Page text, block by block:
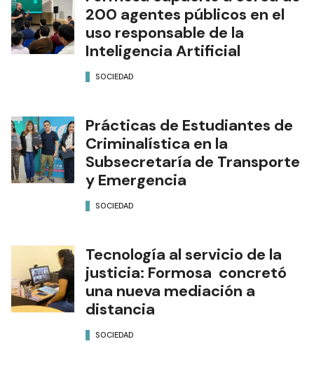
200 agentes públicos en el
uso responsable de la
Inteligencia Artificial
SOCIEDAD
Prácticas de Estudiantes de
Criminalística en la
Subsecretaría de Transporte
y Emergencia
SOCIEDAD
Tecnología al servicio de la
justicia: Formosa concretó
una nueva mediación a
distancia
SOCIEDAD